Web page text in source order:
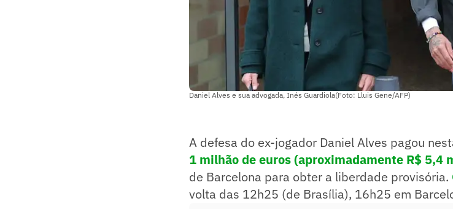
Daniel Alves e sua advogada, Inés Guardiola(Foto: Lluis Gene/AFP)
A defesa do ex-jogador Daniel Alves pagou
1 milhão de euros (aproximadamente R$ 5,4
de Barcelona para obter a liberdade provisória.
volta das 12h25 (de Brasília), 16h25 em